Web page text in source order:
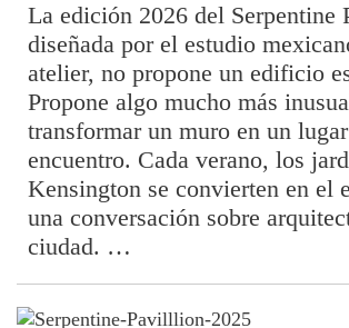
La edición 2026 del Serpentine
diseñada por el estudio
atelier, no propone un edificio
Propone algo mucho más
transformar un muro en un
encuentro. Cada verano, los
Kensington se convierten en el
una conversación sobre
ciudad. …